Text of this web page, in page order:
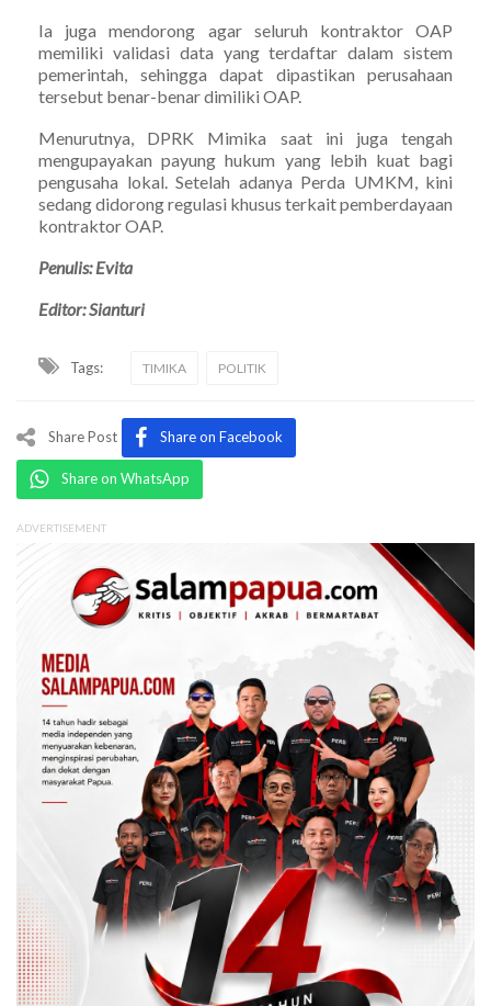
Ia juga mendorong agar seluruh kontraktor OAP
memiliki validasi data yang terdaftar dalam sistem
pemerintah, sehingga dapat dipastikan perusahaan
tersebut benar-benar dimiliki OAP.
Menurutnya, DPRK Mimika saat ini juga tengah
mengupayakan payung hukum yang lebih kuat bagi
pengusaha lokal. Setelah adanya Perda UMKM, kini
sedang didorong regulasi khusus terkait pemberdayaan
kontraktor OAP.
Penulis: Evita
Editor: Sianturi
Tags: TIMIKA POLITIK
Share Post Share on Facebook
Share on WhatsApp
ADVERTISEMENT